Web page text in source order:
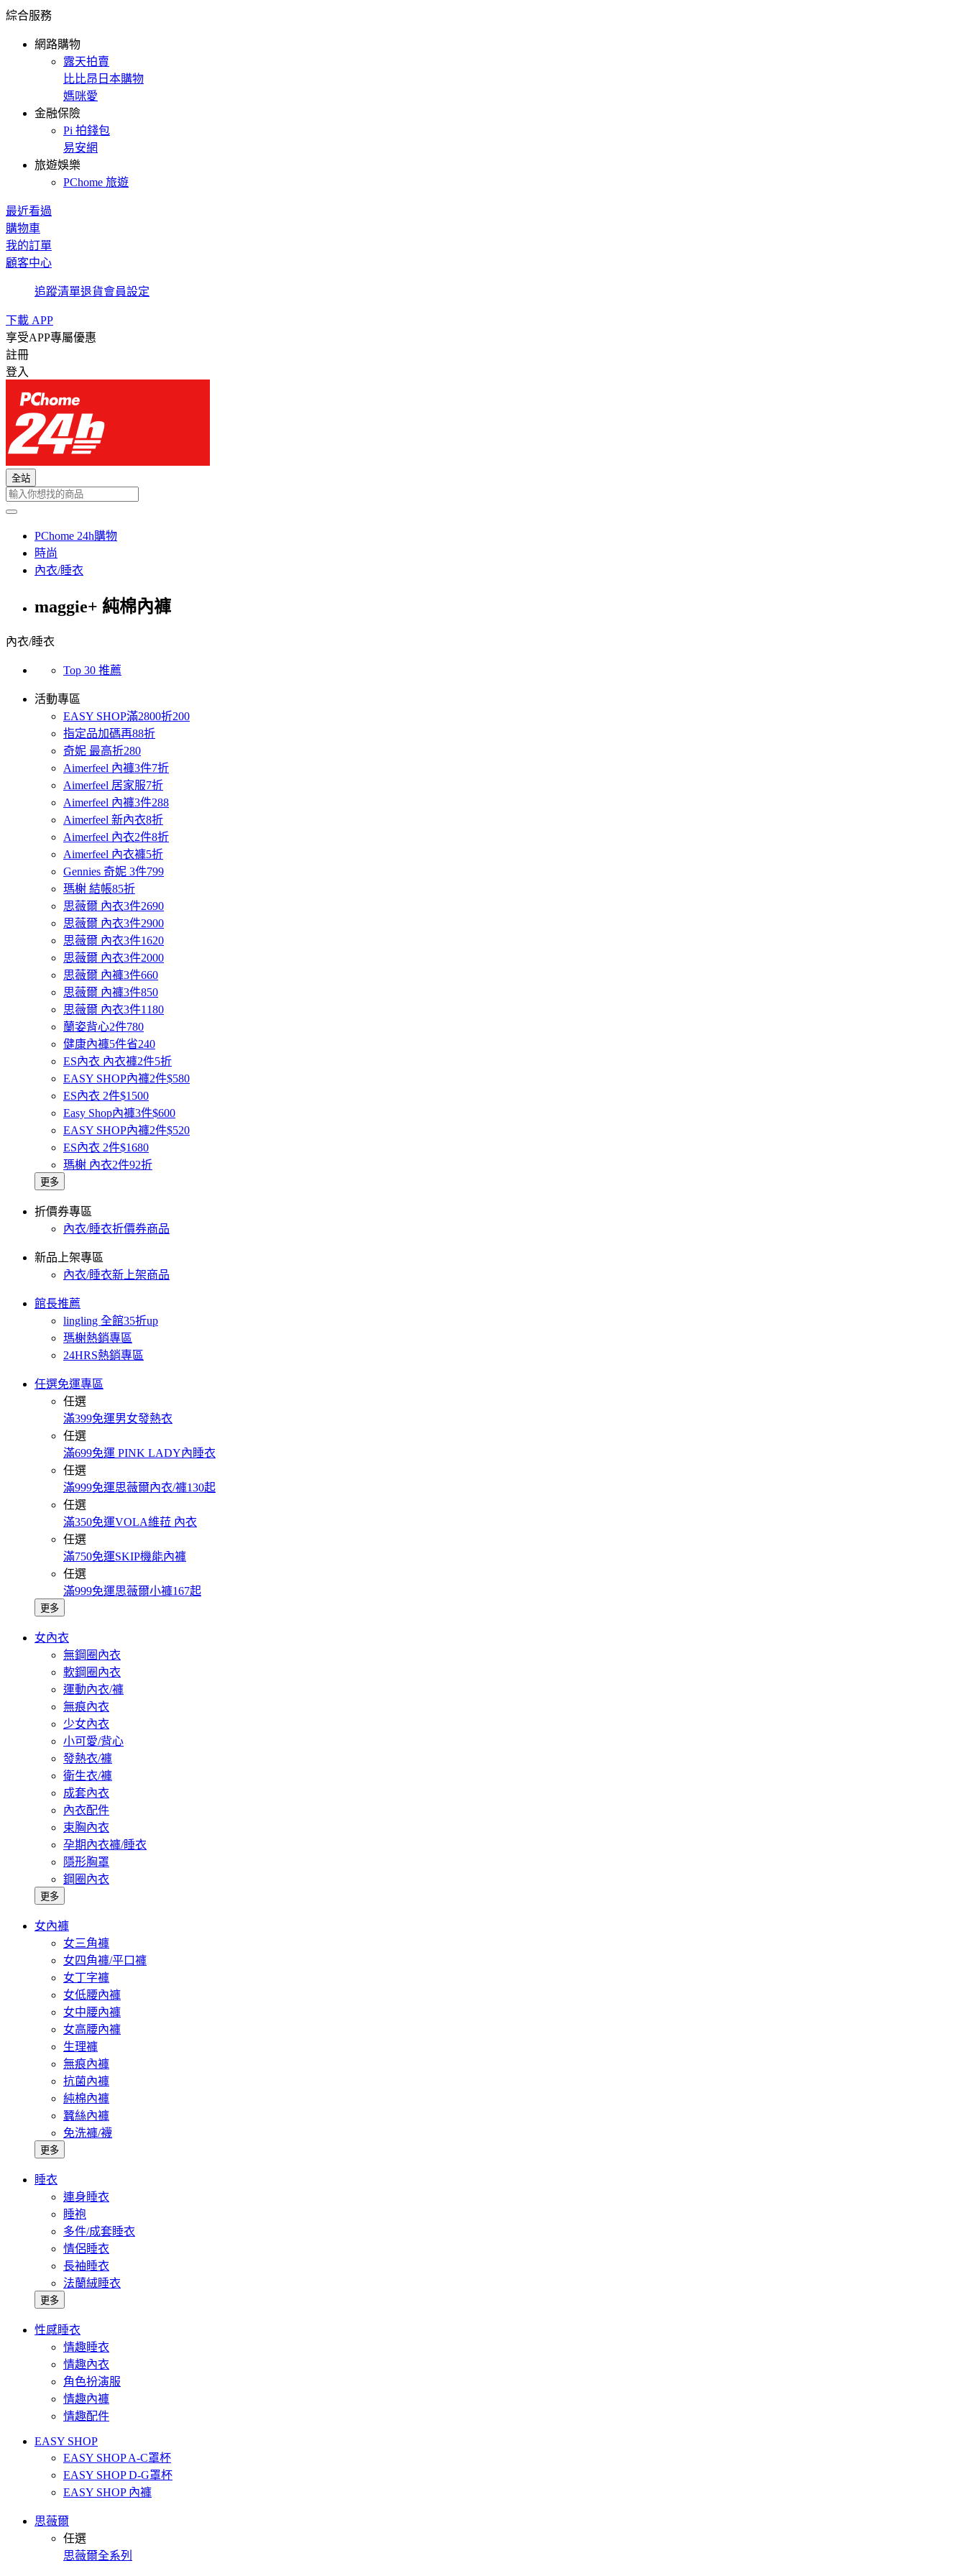
綜合服務
網路購物
露天拍賣
比比昂日本購物
媽咪愛
金融保險
Pi 拍錢包
易安網
旅遊娛樂
PChome 旅遊
最近看過
購物車
我的訂單
顧客中心
追蹤清單退貨會員設定
下載 APP
享受APP專屬優惠
註冊
登入
全站
PChome 24h購物
時尚
內衣/睡衣
maggie+ 純棉內褲
內衣/睡衣
Top 30 推薦
活動專區
EASY SHOP滿2800折200
指定品加碼再88折
奇妮 最高折280
Aimerfeel 內褲3件7折
Aimerfeel 居家服7折
Aimerfeel 內褲3件288
Aimerfeel 新內衣8折
Aimerfeel 內衣2件8折
Aimerfeel 內衣褲5折
Gennies 奇妮 3件799
瑪榭 結帳85折
思薇爾 內衣3件2690
思薇爾 內衣3件2900
思薇爾 內衣3件1620
思薇爾 內衣3件2000
思薇爾 內褲3件660
思薇爾 內褲3件850
思薇爾 內衣3件1180
蘭姿背心2件780
健康內褲5件省240
ES內衣 內衣褲2件5折
EASY SHOP內褲2件$580
ES內衣 2件$1500
Easy Shop內褲3件$600
EASY SHOP內褲2件$520
ES內衣 2件$1680
瑪榭 內衣2件92折
更多
折價券專區
內衣/睡衣折價券商品
新品上架專區
內衣/睡衣新上架商品
館長推薦
lingling 全館35折up
瑪榭熱銷專區
24HRS熱銷專區
任選免運專區
任選
滿399免運男女發熱衣
任選
滿699免運 PINK LADY內睡衣
任選
滿999免運思薇爾內衣/褲130起
任選
滿350免運VOLA維菈 內衣
任選
滿750免運SKIP機能內褲
任選
滿999免運思薇爾小褲167起
更多
女內衣
無鋼圈內衣
軟鋼圈內衣
運動內衣/褲
無痕內衣
少女內衣
小可愛/背心
發熱衣/褲
衛生衣/褲
成套內衣
內衣配件
束胸內衣
孕期內衣褲/睡衣
隱形胸罩
鋼圈內衣
更多
女內褲
女三角褲
女四角褲/平口褲
女丁字褲
女低腰內褲
女中腰內褲
女高腰內褲
生理褲
無痕內褲
抗菌內褲
純棉內褲
蠶絲內褲
免洗褲/襪
更多
睡衣
連身睡衣
睡袍
多件/成套睡衣
情侶睡衣
長袖睡衣
法蘭絨睡衣
更多
性感睡衣
情趣睡衣
情趣內衣
角色扮演服
情趣內褲
情趣配件
EASY SHOP
EASY SHOP A-C罩杯
EASY SHOP D-G罩杯
EASY SHOP 內褲
思薇爾
任選
思薇爾全系列